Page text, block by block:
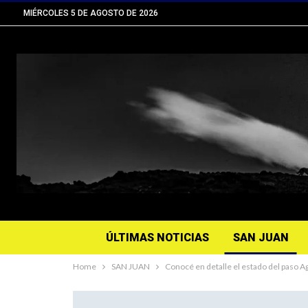
MIÉRCOLES 5 DE AGOSTO DE 2026
ÚLTIMAS NOTICIAS SAN JUAN
Home SAN JUAN Conocé en detalle el estado del paso